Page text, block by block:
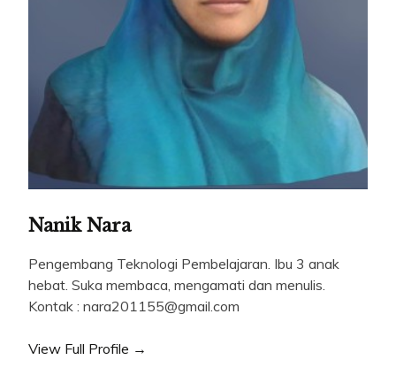
Nanik Nara
Pengembang Teknologi Pembelajaran. Ibu 3 anak
hebat. Suka membaca, mengamati dan menulis.
Kontak : nara201155@gmail.com
View Full Profile →